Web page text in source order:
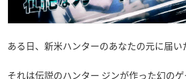
ある日、新米ハンターのあなたの元に届い
それは伝説のハンター ジンが作った幻の